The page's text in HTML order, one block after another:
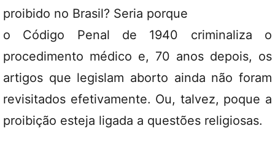
proibido no Brasil? Seria porque
o Código Penal de 1940 criminaliza o
procedimento médico e, 70 anos depois, os
artigos que legislam aborto ainda não foram
revisitados efetivamente. Ou, talvez, poque a
proibição esteja ligada a questões religiosas.